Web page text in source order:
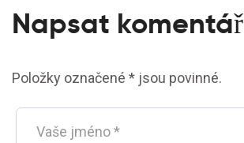
Napsat komentář
Položky označené * jsou povinné.